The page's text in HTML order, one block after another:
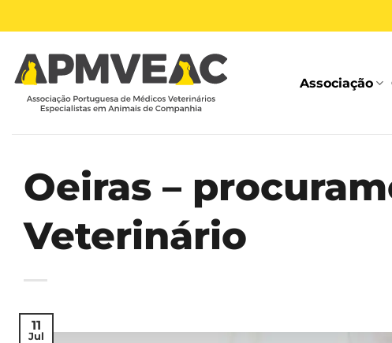
to
Associação
Oeiras –
Veterinário
11
Jul